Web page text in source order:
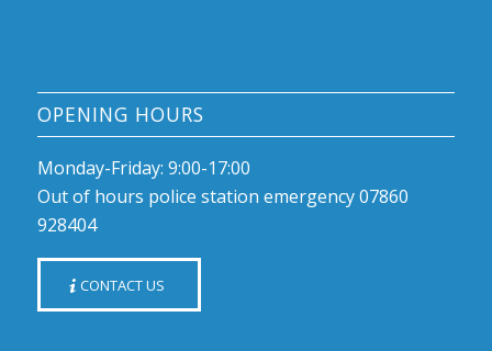
OPENING HOURS
Monday-Friday: 9:00-17:00
Out of hours police station emergency 07860
928404
CONTACT US